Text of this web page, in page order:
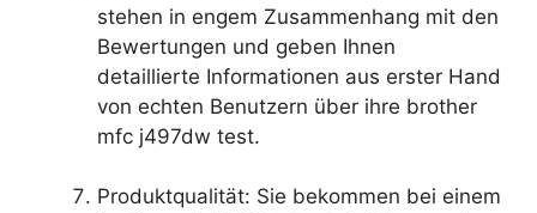
stehen in engem Zusammenhang mit den
Bewertungen und geben Ihnen
detaillierte Informationen aus erster Hand
von echten Benutzern über ihre brother
mfc j497dw test.
Produktqualität: Sie bekommen bei einem